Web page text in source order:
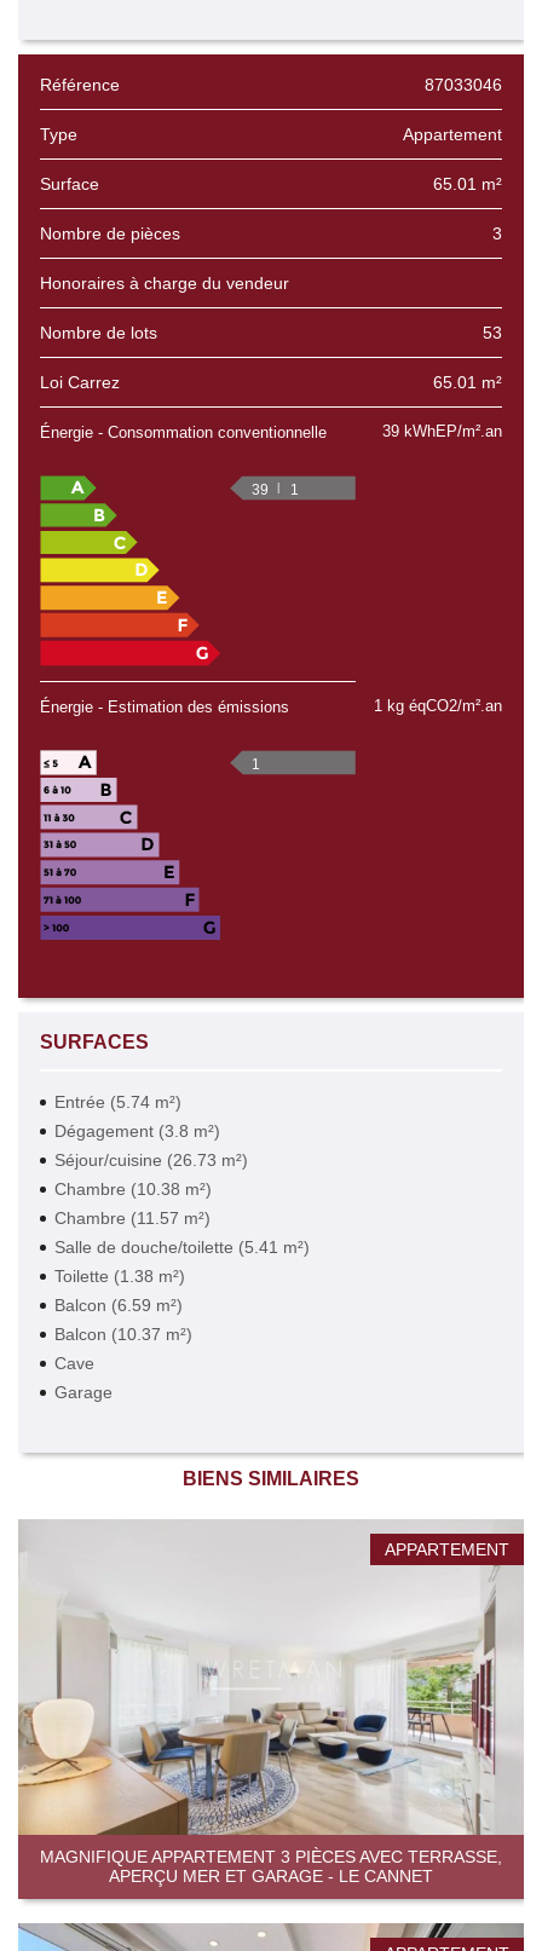
Référence 87033046
Type Appartement
Surface 65.01 m²
Nombre de pièces 3
Honoraires à charge du vendeur
Nombre de lots 53
Loi Carrez 65.01 m²
Énergie - Consommation conventionnelle 39 kWhEP/m².an
39 1
Énergie - Estimation des émissions 1 kg éqCO2/m².an
1
SURFACES
Entrée (5.74 m²)
Dégagement (3.8 m²)
Séjour/cuisine (26.73 m²)
Chambre (10.38 m²)
Chambre (11.57 m²)
Salle de douche/toilette (5.41 m²)
Toilette (1.38 m²)
Balcon (6.59 m²)
Balcon (10.37 m²)
Cave
Garage
BIENS SIMILAIRES
APPARTEMENT
MAGNIFIQUE APPARTEMENT 3 PIÈCES AVEC TERRASSE,
APERÇU MER ET GARAGE - LE CANNET